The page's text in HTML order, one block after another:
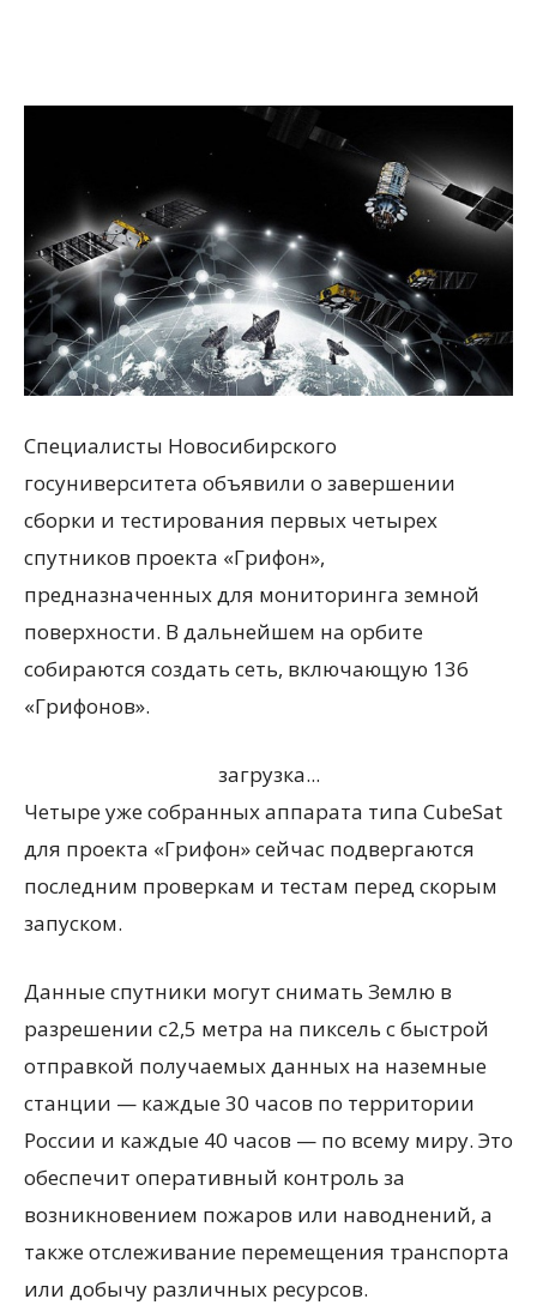
Специалисты Новосибирского
госуниверситета объявили о завершении
сборки и тестирования первых четырех
спутников проекта «Грифон»,
предназначенных для мониторинга земной
поверхности. В дальнейшем на орбите
собираются создать сеть, включающую 136
«Грифонов».
загрузка...
Четыре уже собранных аппарата типа CubeSat
для проекта «Грифон» сейчас подвергаются
последним проверкам и тестам перед скорым
запуском.
Данные спутники могут снимать Землю в
разрешении с2,5 метра на пиксель с быстрой
отправкой получаемых данных на наземные
станции — каждые 30 часов по территории
России и каждые 40 часов — по всему миру. Это
обеспечит оперативный контроль за
возникновением пожаров или наводнений, а
также отслеживание перемещения транспорта
или добычу различных ресурсов.